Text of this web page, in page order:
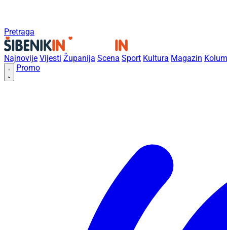
Pretraga
Najnovije Vijesti Županija Scena Sport Kultura Magazin
Promo